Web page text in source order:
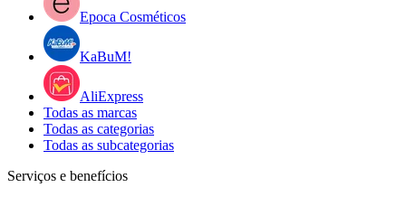
Epoca Cosméticos
KaBuM!
AliExpress
Todas as marcas
Todas as categorias
Todas as subcategorias
Serviços e benefícios